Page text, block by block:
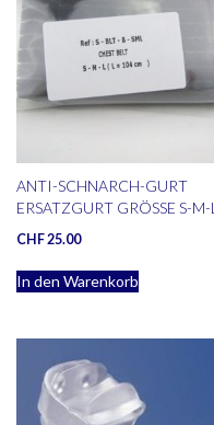
ANTI-SCHNARCH-GURT
ERSATZGURT GRÖSSE S-M-L
CHF25.00
In den Warenkorb